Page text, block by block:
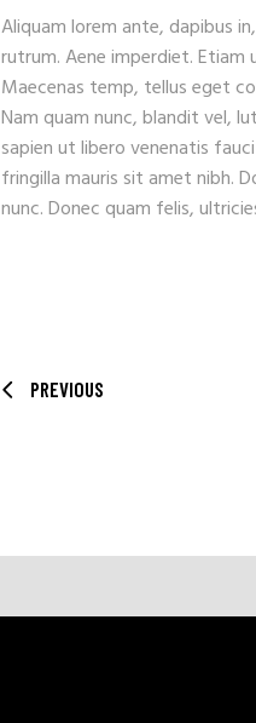
Aliquam lorem ante, dapibus
rutrum. Aene imperdiet. Etiam
Maecenas temp, tellus eget
Nam quam nunc, blandit vel,
sapien ut libero venenatis
fringilla mauris sit amet nibh.
nunc. Donec quam felis,
PREVIOUS